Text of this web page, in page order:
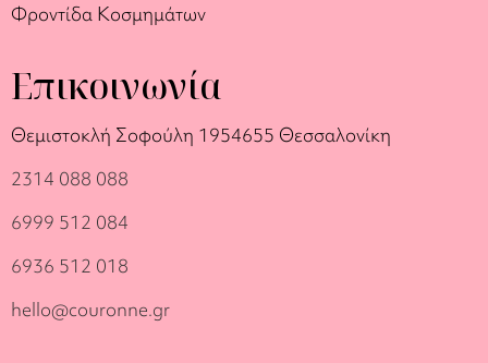
Φροντίδα Κοσμημάτων
Επικοινωνία
Θεμιστοκλή Σοφούλη 1954655 Θεσσαλονίκη
2314 088 088
6999 512 084
6936 512 018
hello@couronne.gr